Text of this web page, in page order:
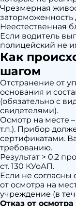
Чрезмерная
Неестественная
Если водитель
полицейский не
Как
шагом
Отстранение от
основания и
(обязательно с
свидетелями).
Осмотр на месте
т.п.). Прибор
сертификатами.
требованию.
Результат > 0,2
ст. 130 КУоАП.
Если не согласны
от осмотра на
учреждение (в
Отказ от осмотра